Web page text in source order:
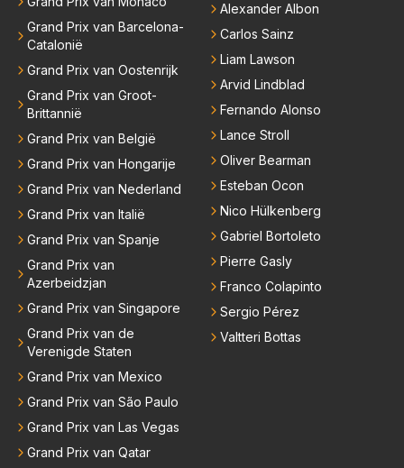
Grand Prix van Barcelona-
Catalonië
Grand Prix van Oostenrijk
Grand Prix van Groot-
Brittannië
Grand Prix van België
Grand Prix van Hongarije
Grand Prix van Nederland
Grand Prix van Italië
Grand Prix van Spanje
Grand Prix van
Azerbeidzjan
Grand Prix van Singapore
Grand Prix van de
Verenigde Staten
Grand Prix van Mexico
Grand Prix van São Paulo
Grand Prix van Las Vegas
Grand Prix van Qatar
Alexander Albon
Carlos Sainz
Liam Lawson
Arvid Lindblad
Fernando Alonso
Lance Stroll
Oliver Bearman
Esteban Ocon
Nico Hülkenberg
Gabriel Bortoleto
Pierre Gasly
Franco Colapinto
Sergio Pérez
Valtteri Bottas